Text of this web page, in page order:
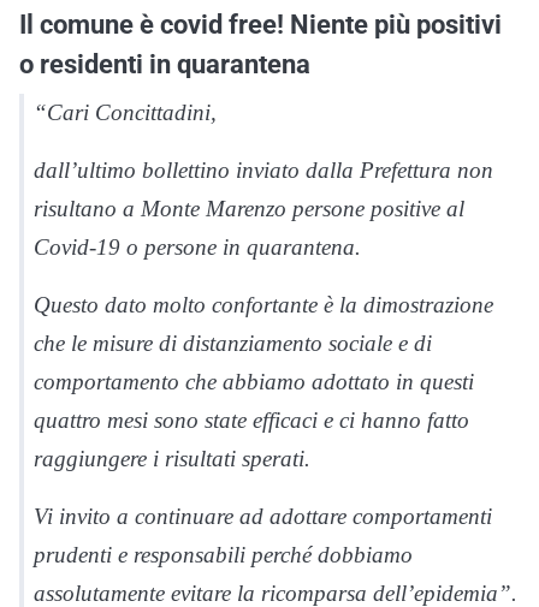
Il comune è covid free! Niente più positivi
o residenti in quarantena
“Cari Concittadini,
dall’ultimo bollettino inviato dalla Prefettura non
risultano a Monte Marenzo persone positive al
Covid-19 o persone in quarantena.
Questo dato molto confortante è la dimostrazione
che le misure di distanziamento sociale e di
comportamento che abbiamo adottato in questi
quattro mesi sono state efficaci e ci hanno fatto
raggiungere i risultati sperati.
Vi invito a continuare ad adottare comportamenti
prudenti e responsabili perché dobbiamo
assolutamente evitare la ricomparsa dell’epidemia”.